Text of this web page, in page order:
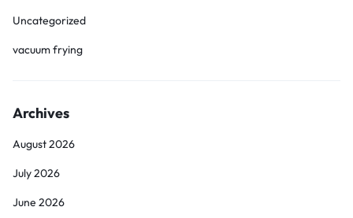
Uncategorized
vacuum frying
Archives
August 2026
July 2026
June 2026